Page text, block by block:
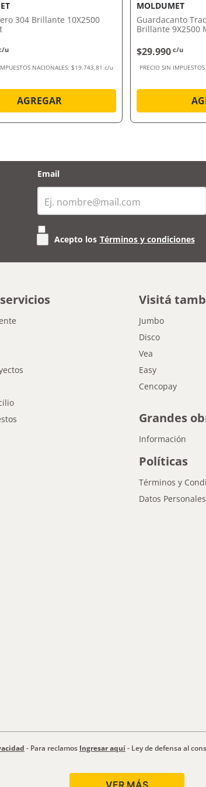
304 Brillante 10X2500
u
NACIONALES: $19.743,81 c/u
AGREGAR
MOLDUMET
Guardacanto
Brillante 9X2500
$29.990 c/u
PRECIO SIN
Email
Acepto los Términos y condiciones
Visitá
Jumbo
Disco
Vea
Easy
Cencopay
Grandes
Información
Políticas
Términos y
Datos Personales
- Para reclamos Ingresar aquí- Ley de defensa al